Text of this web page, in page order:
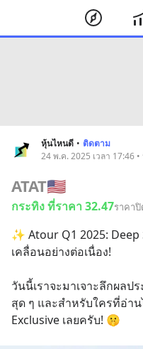
หุ้นไหนดี • ติดตาม
24 พ.ค. 2025 เวลา 17:46
ATAT🇺🇸
กระทิง ที่ราคา 32.47ราคาปิ
✨ Atour Q1 2025:
เคลื่อนอย่างต่อเนื่อง!
วันนี้เราจะมาเจาะลึกผลป
สุด ๆ และสำหรับใครที่อ่า
Exclusive เลยครับ! 🤫